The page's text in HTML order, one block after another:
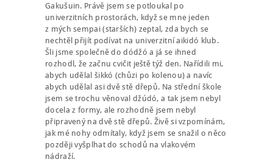
Gakušuin. Právě jsem se potloukal po
univerzitních prostorách, když se mne jeden
z mých sempai (starších) zeptal, zda bych se
nechtěl přijít podívat na univerzitní aikidó klub.
Šli jsme společně do dódžó a já se ihned
rozhodl, že začnu cvičit ještě týž den. Nařídili mi,
abych udělal šikkó (chůzi po kolenou) a navíc
abych udělal asi dvě stě dřepů. Na střední škole
jsem se trochu věnoval džúdó, a tak jsem nebyl
docela z formy, ale rozhodně jsem nebyl
připravený na dvě stě dřepů. Živě si vzpomínám,
jak mé nohy odmítaly, když jsem se snažil o něco
později vyšplhat do schodů na vlakovém
nádraží.